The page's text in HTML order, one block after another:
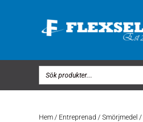
Hem/ Entreprenad / Smörjmedel /